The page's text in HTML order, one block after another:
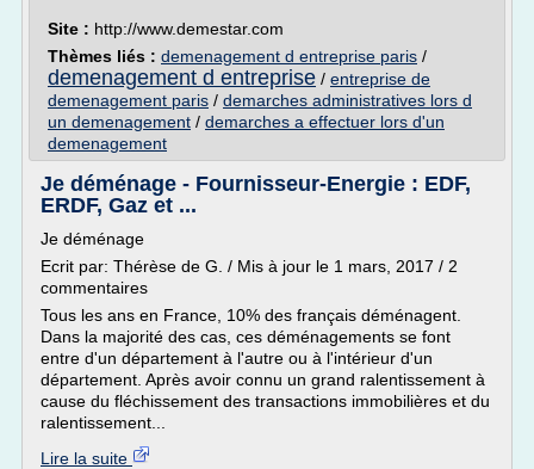
Site : http://www.demestar.com
Thèmes liés : demenagement d entreprise paris /
demenagement d entreprise / entreprise de
demenagement paris / demarches administratives lors d
un demenagement / demarches a effectuer lors d'un
demenagement
Je déménage - Fournisseur-Energie : EDF,
ERDF, Gaz et ...
Je déménage
Ecrit par: Thérèse de G. / Mis à jour le 1 mars, 2017 / 2
commentaires
Tous les ans en France, 10% des français déménagent.
Dans la majorité des cas, ces déménagements se font
entre d'un département à l'autre ou à l'intérieur d'un
département. Après avoir connu un grand ralentissement à
cause du fléchissement des transactions immobilières et du
ralentissement...
Lire la suite